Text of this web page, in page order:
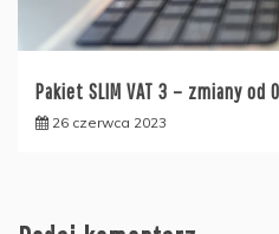
Pakiet SLIM VAT 3 – zmiany od
26 czerwca 2023